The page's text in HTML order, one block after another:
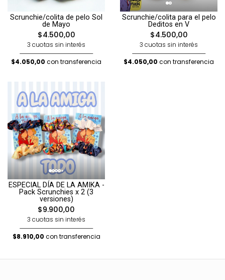
Scrunchie/colita de pelo Sol
de Mayo
$4.500,00
3 cuotas sin interés
$4.050,00 con transferencia
Scrunchie/colita para el pelo
Deditos en V
$4.500,00
3 cuotas sin interés
$4.050,00 con transferencia
ESPECIAL DÍA DE LA AMIKA -
Pack Scrunchies x 2 (3
versiones)
$9.900,00
3 cuotas sin interés
$8.910,00 con transferencia